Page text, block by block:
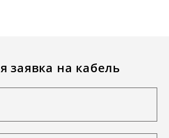
заявка на кабель